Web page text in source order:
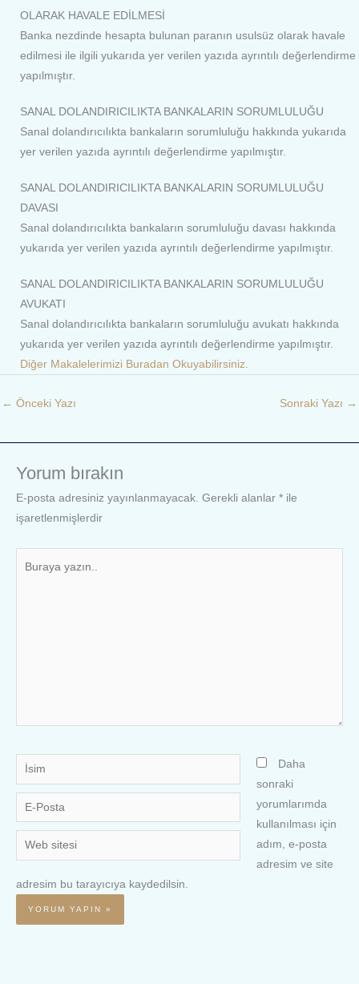
OLARAK HAVALE EDİLMESİ
Banka nezdinde hesapta bulunan paranın usulsüz olarak havale
edilmesi ile ilgili yukarıda yer verilen yazıda ayrıntılı değerlendirme
yapılmıştır.
SANAL DOLANDIRICILIKTA BANKALARIN SORUMLULUĞU
Sanal dolandırıcılıkta bankaların sorumluluğu hakkında yukarıda
yer verilen yazıda ayrıntılı değerlendirme yapılmıştır.
SANAL DOLANDIRICILIKTA BANKALARIN SORUMLULUĞU
DAVASI
Sanal dolandırıcılıkta bankaların sorumluluğu davası hakkında
yukarıda yer verilen yazıda ayrıntılı değerlendirme yapılmıştır.
SANAL DOLANDIRICILIKTA BANKALARIN SORUMLULUĞU
AVUKATI
Sanal dolandırıcılıkta bankaların sorumluluğu avukatı hakkında
yukarıda yer verilen yazıda ayrıntılı değerlendirme yapılmıştır.
Diğer Makalelerimizi Buradan Okuyabilirsiniz.
← Önceki Yazı Sonraki Yazı →
Yorum bırakın
E-posta adresiniz yayınlanmayacak. Gerekli alanlar * ile
işaretlenmişlerdir
İsim
E-
Posta
Web
sitesi
Daha
sonraki
yorumlarımda
kullanılması için
adım, e-posta
adresim ve site
adresim bu tarayıcıya kaydedilsin.